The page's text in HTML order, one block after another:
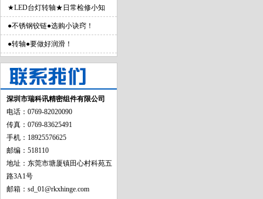
决！
★LED台灯转轴★日常检修小知
识！
●不锈钢铰链●选购小诀窍！
●转轴●要做好润滑！
深圳市瑞科讯精密组件有限公司
电话：0769-82020090
传真：0769-83625491
手机：18925576625
邮编：518110
地址：东莞市塘厦镇田心村科苑五
路3A1号
邮箱： sd_01@rkxhinge.com